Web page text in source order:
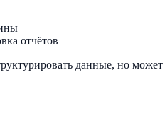
отчётов
данные, но